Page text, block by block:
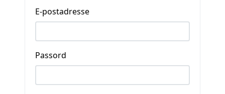
E-postadresse
Passord